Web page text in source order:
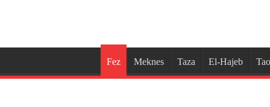
Fez Meknes Taza El-Hajeb